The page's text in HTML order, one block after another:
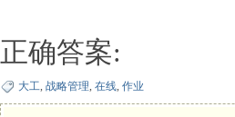
正确答案:
大工 战略管理 在线 作业